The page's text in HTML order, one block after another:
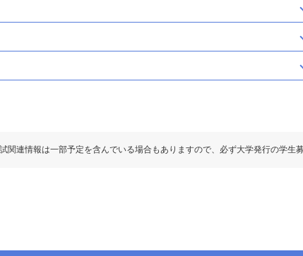
連情報は一部予定を含んでいる場合もありますので、必ず大学発行の学生